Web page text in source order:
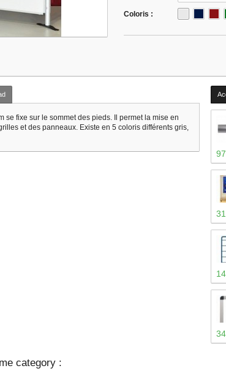
Coloris :
se fixe sur le sommet des pieds. Il permet la mise en
et des panneaux. Existe en 5 coloris différents gris,
category :